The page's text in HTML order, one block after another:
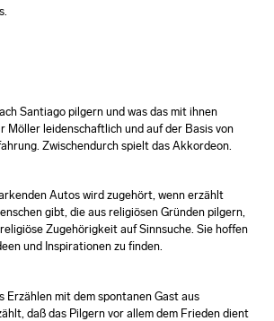
Santiago pilgern und was das mit ihnen
Möller leidenschaftlich und auf der Basis von
Zwischendurch spielt das Akkordeon.
Autos wird zugehört, wenn erzählt
gibt, die aus religiösen Gründen pilgern,
Zugehörigkeit auf Sinnsuche. Sie hoffen
und Inspirationen zu finden.
Erzählen mit dem spontanen Gast aus
daß das Pilgern vor allem dem Frieden dient